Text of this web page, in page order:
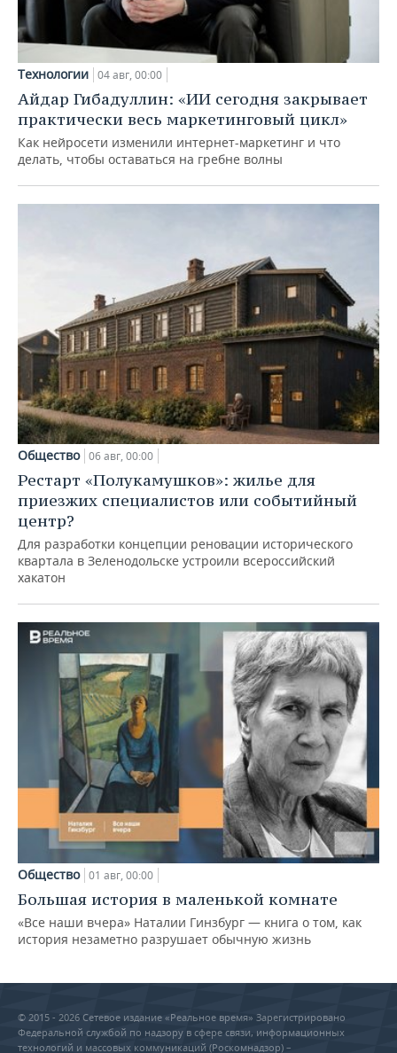
Технологии 04 авг, 00:00
Айдар Гибадуллин: «ИИ сегодня закрывает
практически весь маркетинговый цикл»
Как нейросети изменили интернет-маркетинг и что
делать, чтобы оставаться на гребне волны
Общество 06 авг, 00:00
Рестарт «Полукамушков»: жилье для
приезжих специалистов или событийный
центр?
Для разработки концепции реновации исторического
квартала в Зеленодольске устроили всероссийский
хакатон
Общество 01 авг, 00:00
Большая история в маленькой комнате
«Все наши вчера» Наталии Гинзбург — книга о том, как
история незаметно разрушает обычную жизнь
© 2015 - 2026 Сетевое издание «Реальное время» Зарегистрировано
Федеральной службой по надзору в сфере связи, информационных
технологий и массовых коммуникаций (Роскомнадзор) –